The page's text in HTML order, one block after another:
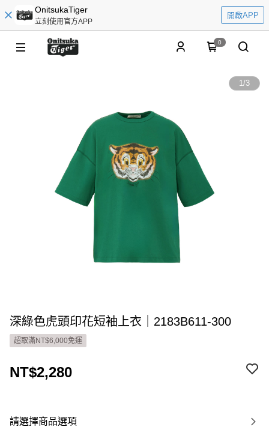
OnitsukaTiger
立刻使用官方APP
開啟APP
0
1/3
深綠色虎頭印花短袖上衣｜2183B611-300
超取滿NT$6,000免運
NT$2,280
請選擇商品選項